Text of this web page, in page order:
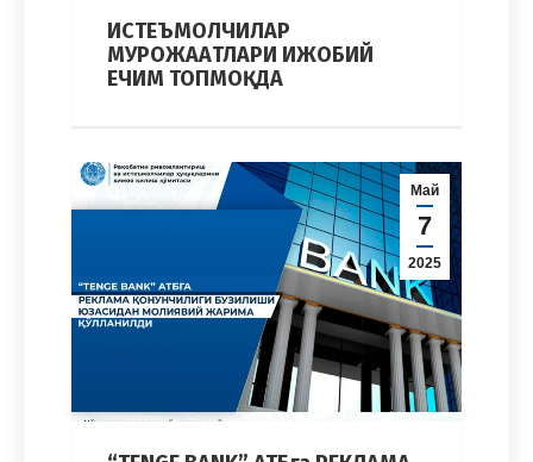
ИСТЕЪМОЛЧИЛАР
МУРОЖАAТЛАРИ ИЖОБИЙ
ЕЧИМ ТОПМОҚДА
Май
7
2025